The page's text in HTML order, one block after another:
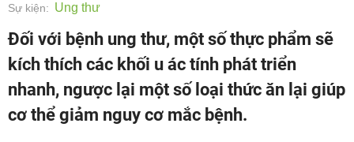
Sự kiện: Ung thư
Đối với bệnh ung thư, một số thực phẩm sẽ
kích thích các khối u ác tính phát triển
nhanh, ngược lại một số loại thức ăn lại giúp
cơ thể giảm nguy cơ mắc bệnh.